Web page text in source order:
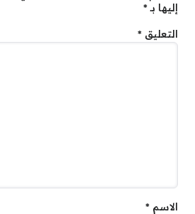
إليها بـ*
التعليق *
الاسم *